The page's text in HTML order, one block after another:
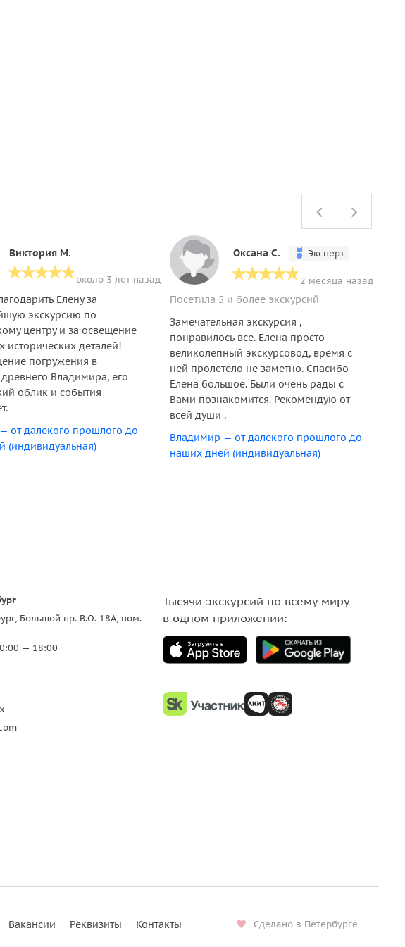
Виктория М.
около 3 лет назад
Елену за
экскурсию по
центру и за освещение
исторических деталей!
погружения в
Владимира, его
облик и события
от далекого прошлого до
(индивидуальная)
Оксана С. Эксперт
2 месяца назад
Посетила 5 и более экскурсий
Замечательная экскурсия ,
понравилось все. Елена просто
великолепный экскурсовод, время с
ней пролетело не заметно. Спасибо
Елена большое. Были очень рады с
Вами познакомится. Рекомендую от
всей души .
Владимир — от далекого прошлого до
наших дней (индивидуальная)
Большой пр. В.О. 18A, пом.
— 18:00
Тысячи экскурсий по всему миру
в одном приложении:
Вакансии Реквизиты Контакты Сделано в Петербурге